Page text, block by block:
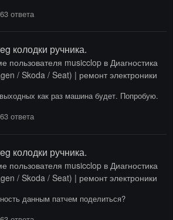
63 ответа
колодки ручника.
пользователя musicclop в Диагностика
/ Skoda / Seat) | ремонт электроники
как раз машина будет. Попробую.
63 ответа
колодки ручника.
пользователя musicclop в Диагностика
/ Skoda / Seat) | ремонт электроники
данным патчем поделиться?